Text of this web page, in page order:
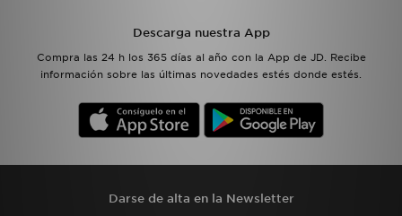
Descarga nuestra App
Compra las 24 h los 365 días al año con la App de JD. Recibe
información sobre las últimas novedades estés donde estés.
Darse de alta en la Newsletter